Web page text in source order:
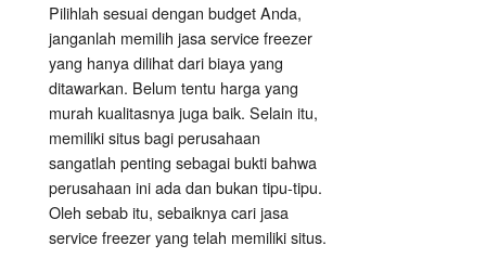
Pilihlah sesuai dengan budget Anda,
janganlah memilih jasa service freezer
yang hanya dilihat dari biaya yang
ditawarkan. Belum tentu harga yang
murah kualitasnya juga baik. Selain itu,
memiliki situs bagi perusahaan
sangatlah penting sebagai bukti bahwa
perusahaan ini ada dan bukan tipu-tipu.
Oleh sebab itu, sebaiknya cari jasa
service freezer yang telah memiliki situs.